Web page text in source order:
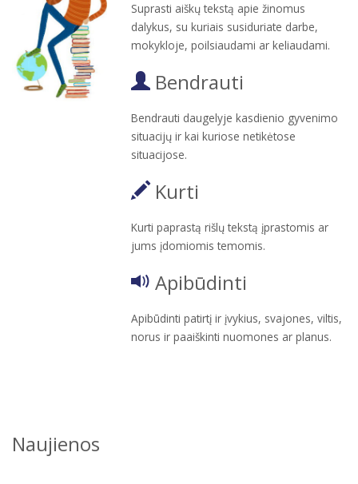
Suprasti aiškų tekstą apie žinomus
dalykus, su kuriais susiduriate darbe,
mokykloje, poilsiaudami ar keliaudami.
Bendrauti
Bendrauti daugelyje kasdienio gyvenimo
situacijų ir kai kuriose netikėtose
situacijose.
Kurti
Kurti paprastą rišlų tekstą įprastomis ar
jums įdomiomis temomis.
Apibūdinti
Apibūdinti patirtį ir įvykius, svajones, viltis,
norus ir paaiškinti nuomones ar planus.
Naujienos